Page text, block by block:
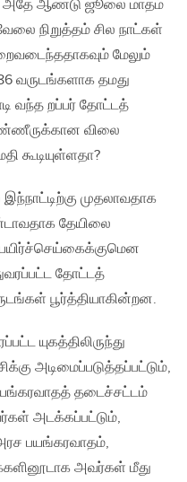
அதே ஆண்டு ஜூலை மாதம்
நிறுத்தம் சில நாட்கள்
மேலும்
வருடங்களாக தமது
வந்த றப்பர் தோட்டத்
விலை
கூடியுள்ளதா?
முதலாவதாக
தேயிலை
தோட்டத்
பூர்த்தியாகின்றன.
யுகத்திலிருந்து
அடிமைப்படுத்தப்பட்டும்,
தடைச்சட்டம்
அடக்கப்பட்டும்,
பயங்கரவாதம்,
அவர்கள் மீது